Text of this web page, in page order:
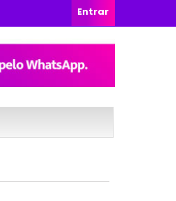
Entrar